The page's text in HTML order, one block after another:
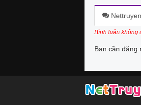
Bình luận không
Bạn cần đăng